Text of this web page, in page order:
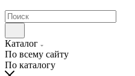
Каталог
По всему сайту
По каталогу